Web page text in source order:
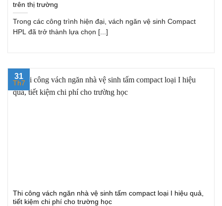
trên thị trường
Trong các công trình hiện đại, vách ngăn vệ sinh Compact
HPL đã trở thành lựa chọn [...]
Thi công vách ngăn nhà vệ sinh tấm compact loại I hiệu quả,
tiết kiệm chi phí cho trường học
31
Th7